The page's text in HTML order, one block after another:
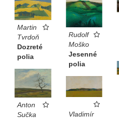
Martin
Tvrdoň
Dozreté
polia
Rudolf
Moško
Jesenné
polia
Anton
Sučka
Vladimír